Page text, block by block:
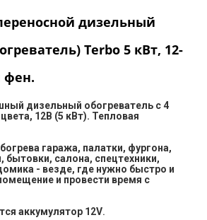
дизельный
Terbo 5 кВт, 12-
фен.
дизельный обогреватель с 4
12В (5 кВт). Тепловая
гаража, палатки, фургона,
бытовки, салона, спецтехники,
- везде, где нужно быстро и
и провести время с
аккумулятор 12V.